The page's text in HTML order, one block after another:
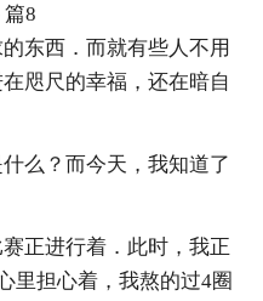
8
东西．而就有些人不用
咫尺的幸福，还在暗自
么？而今天，我知道了
正进行着．此时，我正
里担心着，我熬的过4圈